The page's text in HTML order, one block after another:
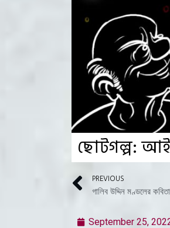
ছোটগল্প:
PREVIOUS
গালিব উদ্দিন মণ্ডলের কবিতা
September 25,